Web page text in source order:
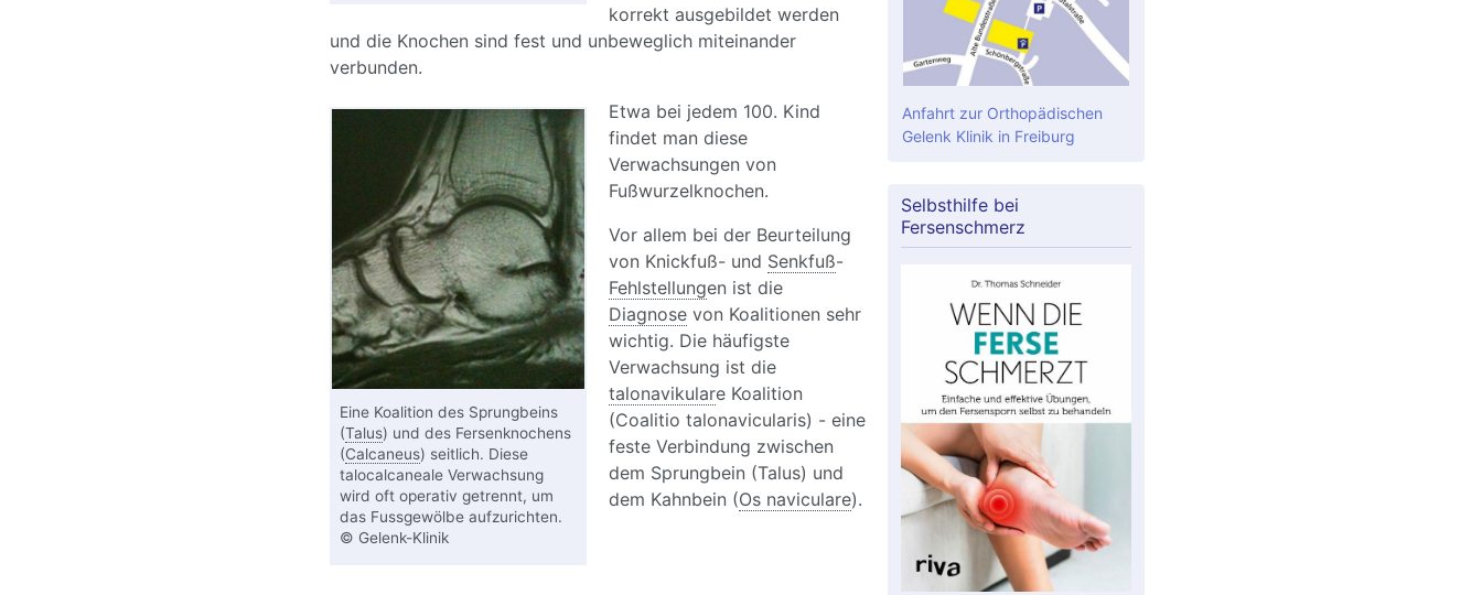
korrekt ausgebildet werden
und die Knochen sind fest und unbeweglich miteinander
verbunden.
Eine Koalition des Sprungbeins
(Talus) und des Fersenknochens
(Calcaneus) seitlich. Diese
talocalcaneale Verwachsung
wird oft operativ getrennt, um
das Fussgewölbe aufzurichten.
© Gelenk-Klinik
Etwa bei jedem 100. Kind
findet man diese
Verwachsungen von
Fußwurzelknochen.
Vor allem bei der Beurteilung
von Knickfuß- und Senkfuß-
Fehlstellungen ist die
Diagnosevon Koalitionen sehr
wichtig. Die häufigste
Verwachsung ist die
talonavikulare Koalition
(Coalitio talonavicularis) - eine
feste Verbindung zwischen
dem Sprungbein (Talus) und
dem Kahnbein (Os naviculare).
Anfahrt zur Orthopädischen
Gelenk Klinik in Freiburg
Selbsthilfe bei
Fersenschmerz